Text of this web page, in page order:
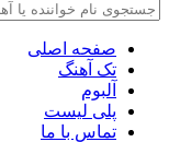
صفحه اصلی
تک آهنگ
آلبوم
پلی لیست
تماس با ما